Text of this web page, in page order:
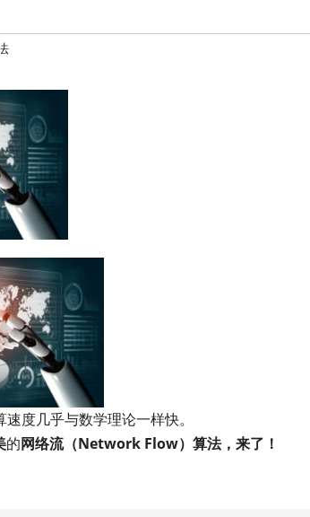
度几乎与数学理论一样快。
的网络流（Network Flow）算法，来了！